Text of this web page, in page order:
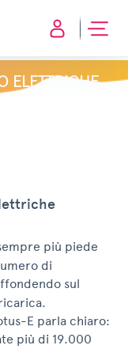
ELETTRICHE
più piede
di
sul
E parla chiaro:
più di 19.000